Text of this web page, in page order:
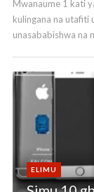
Mwanaume 1 kati
kulingana na utafiti
unasababishwa na
ELIMU